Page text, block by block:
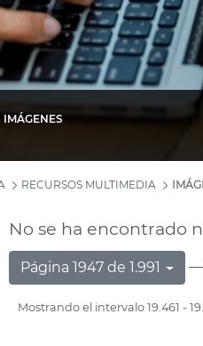
IMÁGENES
RECURSOS MULTIMEDIA
No se ha encontrado
Página 1947 de 1.991 —
Mostrando el intervalo 19.461 -